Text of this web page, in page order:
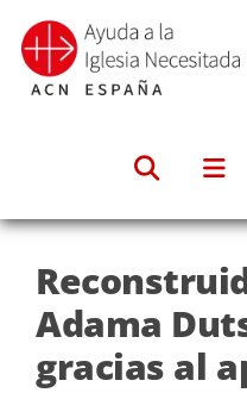
Saltar
contenido
Adama
gracias al